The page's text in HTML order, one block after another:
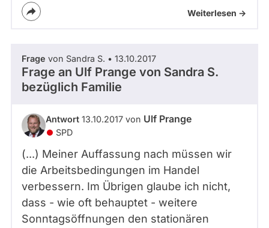
Weiterlesen ->
Frage von Sandra S. • 13.10.2017
Frage an Ulf Prange von Sandra S.
bezüglich Familie
Antwort 13.10.2017 von Ulf Prange
SPD
(...) Meiner Auffassung nach müssen wir
die Arbeitsbedingungen im Handel
verbessern. Im Übrigen glaube ich nicht,
dass - wie oft behauptet - weitere
Sonntagsöffnungen den stationären